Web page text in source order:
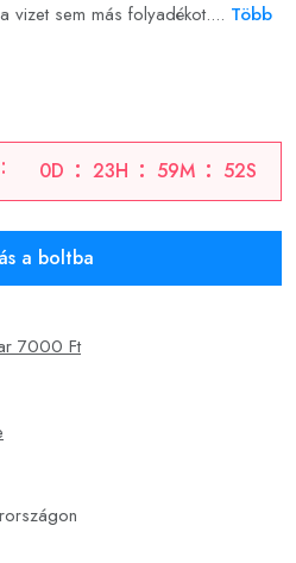
vizet sem más folyadékot.... Több
0D 23H 59M 51S
a boltba
7000 Ft